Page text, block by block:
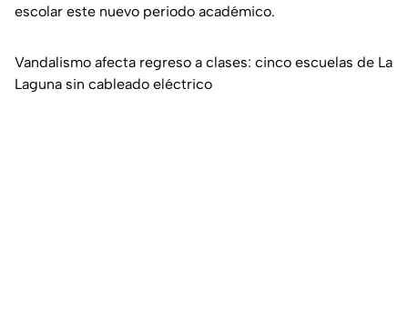
escolar este nuevo periodo académico.
Vandalismo afecta regreso a clases: cinco escuelas de La
Laguna sin cableado eléctrico